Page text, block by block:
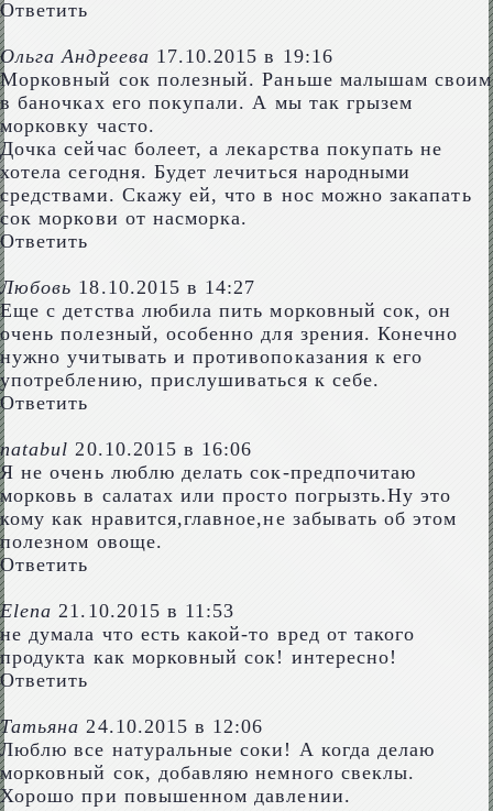
Ответить
Ольга Андреева 17.10.2015 в 19:16
Морковный сок полезный. Раньше малышам своим
в баночках его покупали. А мы так грызем
морковку часто.
Дочка сейчас болеет, а лекарства покупать не
хотела сегодня. Будет лечиться народными
средствами. Скажу ей, что в нос можно закапать
сок моркови от насморка.
Ответить
Любовь 18.10.2015 в 14:27
Еще с детства любила пить морковный сок, он
очень полезный, особенно для зрения. Конечно
нужно учитывать и противопоказания к его
употреблению, прислушиваться к себе.
Ответить
natabul 20.10.2015 в 16:06
Я не очень люблю делать сок-предпочитаю
морковь в салатах или просто погрызть.Ну это
кому как нравится,главное,не забывать об этом
полезном овоще.
Ответить
Elena 21.10.2015 в 11:53
не думала что есть какой-то вред от такого
продукта как морковный сок! интересно!
Ответить
Татьяна 24.10.2015 в 12:06
Люблю все натуральные соки! А когда делаю
морковный сок, добавляю немного свеклы.
Хорошо при повышенном давлении.